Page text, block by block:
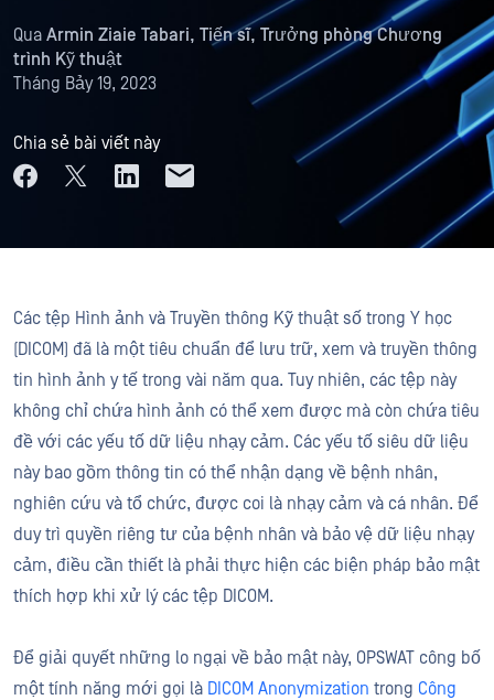
Qua Armin Ziaie Tabari, Tiến sĩ, Trưởng phòng Chương
trình Kỹ thuật
Tháng Bảy 19, 2023
Chia sẻ bài viết này
Các tệp Hình ảnh và Truyền thông Kỹ thuật số trong Y học
(DICOM) đã là một tiêu chuẩn để lưu trữ, xem và truyền thông
tin hình ảnh y tế trong vài năm qua. Tuy nhiên, các tệp này
không chỉ chứa hình ảnh có thể xem được mà còn chứa tiêu
đề với các yếu tố dữ liệu nhạy cảm. Các yếu tố siêu dữ liệu
này bao gồm thông tin có thể nhận dạng về bệnh nhân,
nghiên cứu và tổ chức, được coi là nhạy cảm và cá nhân. Để
duy trì quyền riêng tư của bệnh nhân và bảo vệ dữ liệu nhạy
cảm, điều cần thiết là phải thực hiện các biện pháp bảo mật
thích hợp khi xử lý các tệp DICOM.
Để giải quyết những lo ngại về bảo mật này, OPSWAT công bố
một tính năng mới gọi là DICOM Anonymization trong Công